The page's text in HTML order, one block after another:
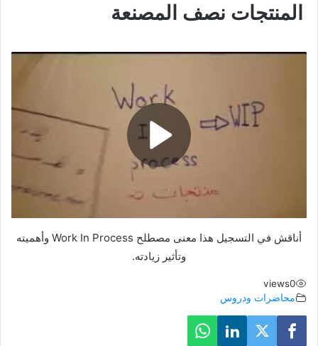
المنتجات نصف المصنعة
P
a
y
أناقش في التسجيل هذا معنى مصطلح Work In Process وأهميته
وتأثير زيادته.
0
views
محاضرات ودروس